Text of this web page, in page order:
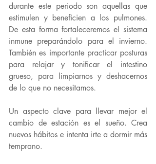
durante este periodo son aquellas que
estimulen y beneficien a los pulmones.
De esta forma fortaleceremos el sistema
inmune preparándolo para el invierno.
También es importante practicar posturas
para relajar y tonificar el intestino
grueso, para limpiarnos y deshacernos
de lo que no necesitamos.
Un aspecto clave para llevar mejor el
cambio de estación es el sueño. Crea
nuevos hábitos e intenta irte a dormir más
temprano.